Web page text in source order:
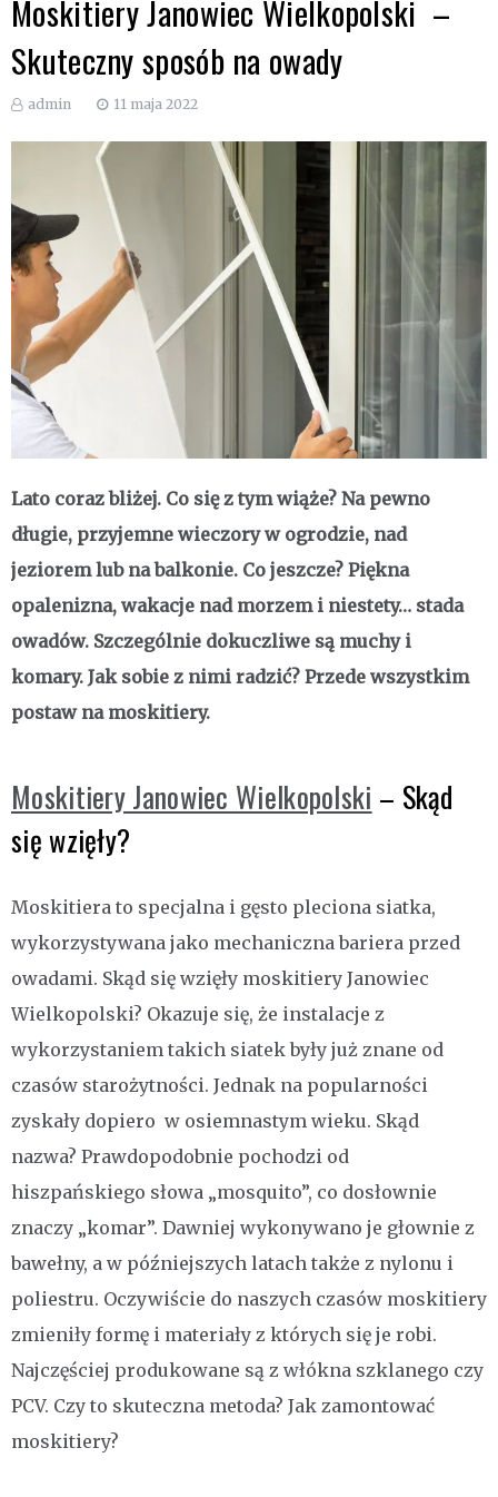
Moskitiery Janowiec Wielkopolski –
Skuteczny sposób na owady
admin 11 maja 2022
Lato coraz bliżej. Co się z tym wiąże? Na pewno
długie, przyjemne wieczory w ogrodzie, nad
jeziorem lub na balkonie. Co jeszcze? Piękna
opalenizna, wakacje nad morzem i niestety… stada
owadów. Szczególnie dokuczliwe są muchy i
komary. Jak sobie z nimi radzić? Przede wszystkim
postaw na moskitiery.
Moskitiery Janowiec Wielkopolski – Skąd
się wzięły?
Moskitiera to specjalna i gęsto pleciona siatka,
wykorzystywana jako mechaniczna bariera przed
owadami. Skąd się wzięły moskitiery Janowiec
Wielkopolski? Okazuje się, że instalacje z
wykorzystaniem takich siatek były już znane od
czasów starożytności. Jednak na popularności
zyskały dopiero w osiemnastym wieku. Skąd
nazwa? Prawdopodobnie pochodzi od
hiszpańskiego słowa „mosquito”, co dosłownie
znaczy „komar”. Dawniej wykonywano je głownie z
bawełny, a w późniejszych latach także z nylonu i
poliestru. Oczywiście do naszych czasów moskitiery
zmieniły formę i materiały z których się je robi.
Najczęściej produkowane są z włókna szklanego czy
PCV. Czy to skuteczna metoda? Jak zamontować
moskitiery?